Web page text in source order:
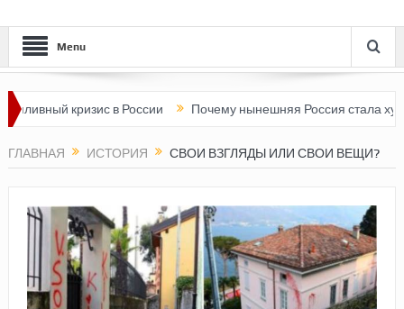
Menu
в России Почему нынешняя Россия стала хуже, чем СССР?
ГЛАВНАЯ ИСТОРИЯ СВОИ ВЗГЛЯДЫ ИЛИ СВОИ ВЕЩИ?